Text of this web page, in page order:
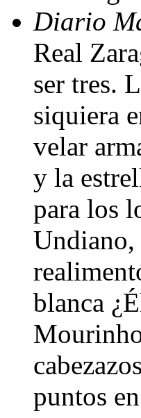
Diario
Real
ser tres.
siquiera
velar
y la
para los
blanca
puntos